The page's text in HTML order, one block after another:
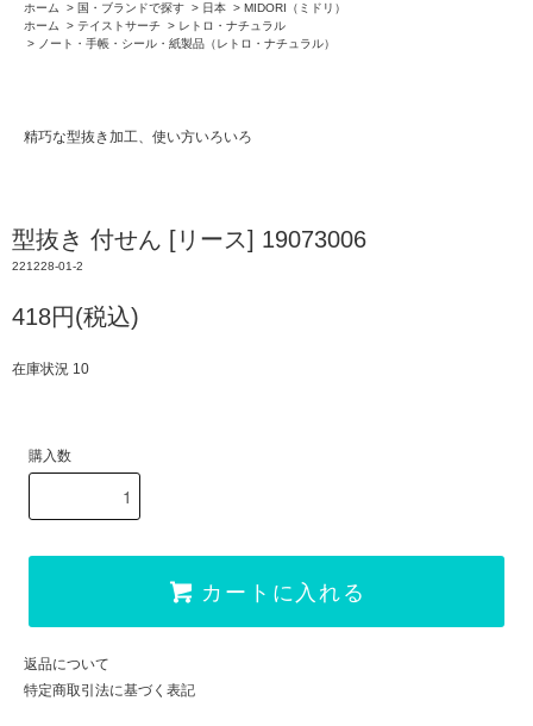
ホーム
> 国・ブランドで探す > 日本 > MIDORI（ミドリ）
ホーム
> テイストサーチ > レトロ・ナチュラル
> ノート・手帳・シール・紙製品（レトロ・ナチュラル）
精巧な型抜き加工、使い方いろいろ
型抜き 付せん [リース] 19073006
221228-01-2
418円(税込)
在庫状況 10
購入数
カートに入れる
返品について
特定商取引法に基づく表記